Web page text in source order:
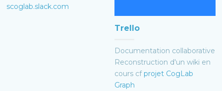
scoglab.slack.com
Trello
Documentation collaborative
Reconstruction d'un wiki en
cours cfprojet CogLab
Graph